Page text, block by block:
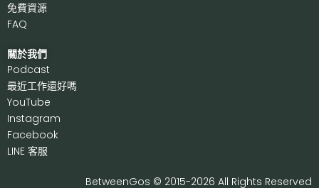
免費資源
FAQ
關於我們
Podcast
最近工作還好嗎
YouTube
Instagram
Facebook
LINE 客服
BetweenGos © 2015-2026 All Rights Reserved